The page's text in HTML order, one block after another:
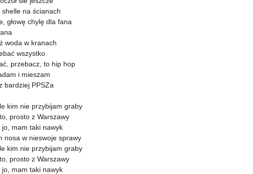
na ścianach
głowę chylę dla fana
woda w kranach
wszystko
przebacz, to hip hop
i mieszam
bardziej PPSZa
kim nie przybijam graby
prosto z Warszawy
mam taki nawyk
nosa w nieswoje sprawy
kim nie przybijam graby
prosto z Warszawy
mam taki nawyk